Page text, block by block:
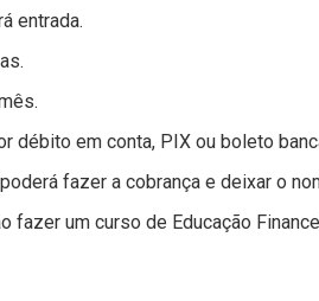
entrada.
débito em conta, PIX ou boleto
fazer a cobrança e deixar o
fazer um curso de Educação